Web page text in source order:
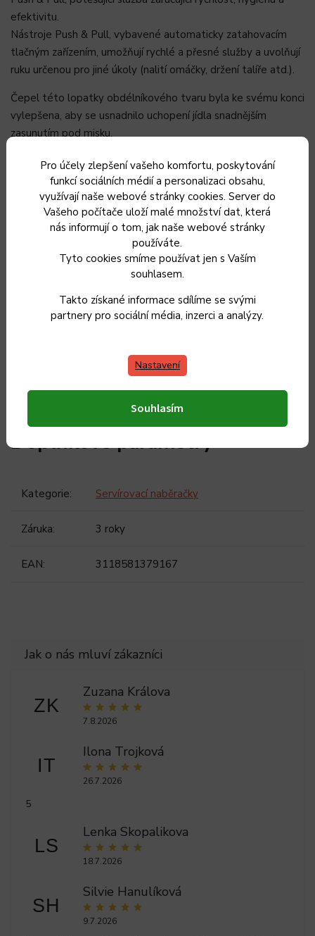
Pro účely zlepšení vašeho komfortu, poskytování
funkcí sociálních médií a personalizaci obsahu,
využívají naše webové stránky cookies. Server do
Vašeho počítače uloží malé množství dat, která
nás informují o tom, jak naše webové stránky
používáte.
Tyto cookies smíme používat jen s Vaším
souhlasem.
Takto získané informace sdílíme se svými
partnery pro sociální média, inzerci a analýzy.
Nastavení
Souhlasím
efektivitu.
Nástroje Push & Pull, vybavené automaticky zatahovacím
tlačným zařízením, umožňují rychlé a přesné služby a uvolňují
ruku určenou pro jiné úkoly (nalití omáčky, držení talíře atd.).
Čepel této lopatky obdélníkového tvaru byla ke svému konci
vylepšena, aby se usnadnilo uchopení jídla snadnějším
zasunutím pod misku.
Prohnutí čepele umožňuje pohodlnější servis a uvolňuje
rukojeť talíře nebo pracovní desky.
Doplňkové parametry
Kategorie: Servírovací naběračky
Záruka: 3 roky
EAN: 3118581379167
ZK
Zuzana Králova
7.8.2026
IT
Ilona Trojková
26.7.2026
5
LS
Lenka Skopalikova
18.7.2026
SH
Silvie Hanulíková
9.7.2026